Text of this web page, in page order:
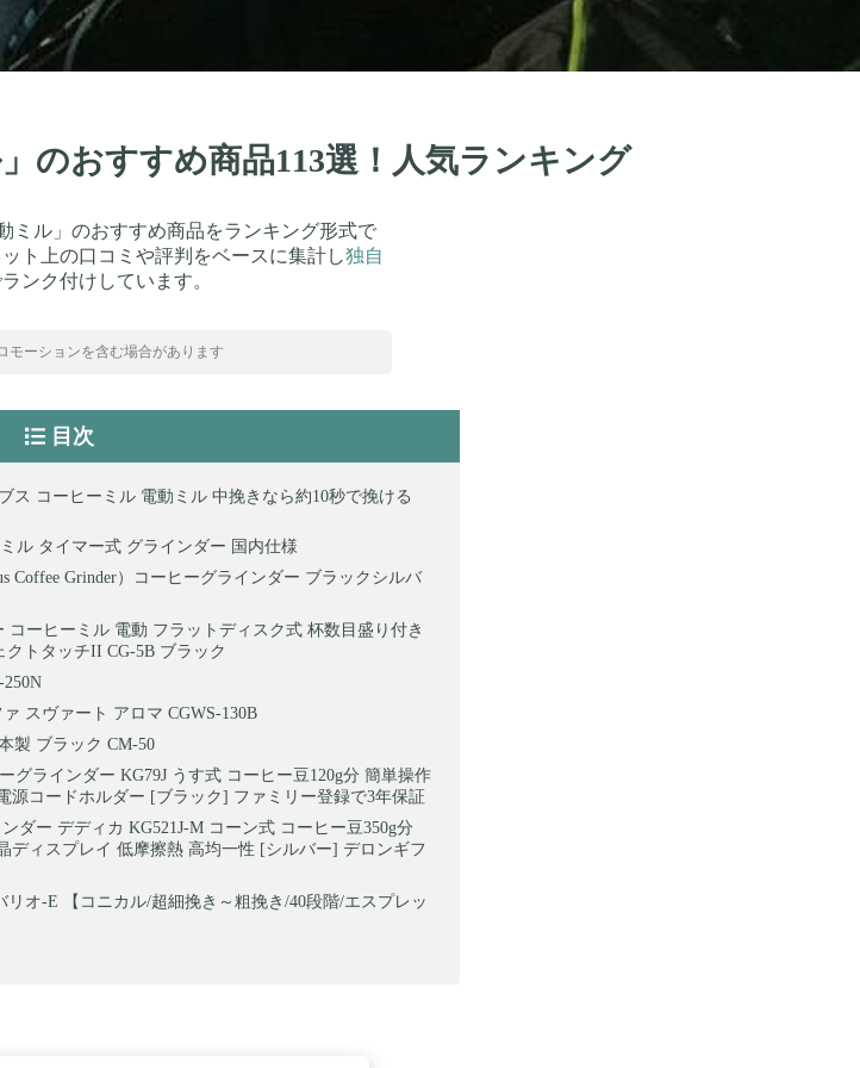
のおすすめ商品113選！人気ランキング
ミル」のおすすめ商品をランキング形式で
ト上の口コミや評判をベースに集計し独自
ンク付けしています。
モーションを含む場合があります
目次
ス コーヒーミル 電動ミル 中挽きなら約10秒で挽ける
ル タイマー式 グラインダー 国内仕様
Coffee Grinder）コーヒーグラインダー ブラックシルバ
コーヒーミル 電動 フラットディスク式 杯数目盛り付き
クトタッチII CG-5B ブラック
スヴァート アロマ CGWS-130B
製 ブラック CM-50
グラインダー KG79J うす式 コーヒー豆120g分 簡単操作
源コードホルダー [ブラック] ファミリー登録で3年保証
ダー デディカ KG521J-M コーン式 コーヒー豆350g分
ディスプレイ 低摩擦熱 高均一性 [シルバー] デロンギフ
リオ-E 【コニカル/超細挽き～粗挽き/40段階/エスプレッ